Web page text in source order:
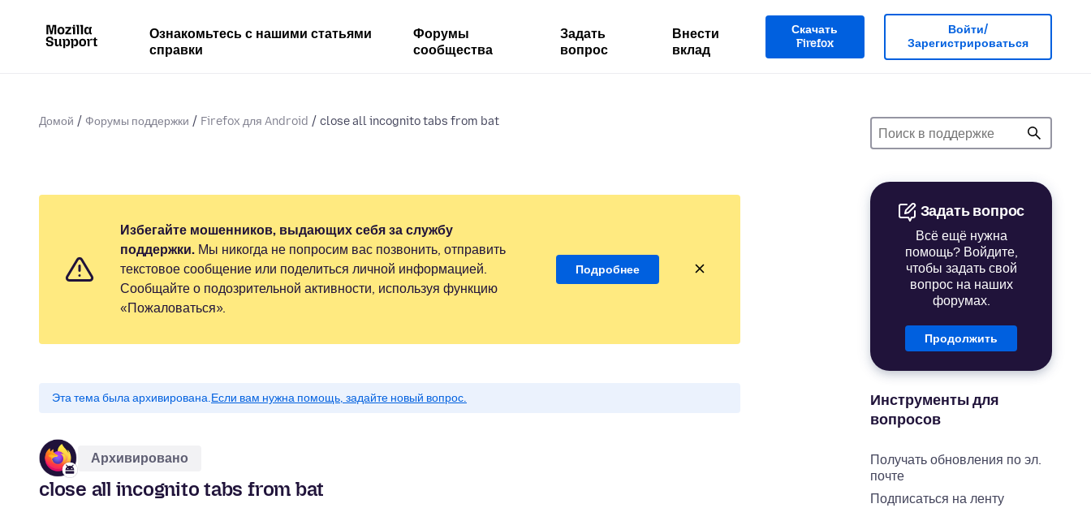
Ознакомьтесь с нашими статьями
справки
Форумы
сообщества
Задать
вопрос
Внести
вклад
Скачать
Firefox
Войти/
Зарегистрироваться
Домой Форумы поддержки Firefox для Android close all incognito tabs from bat
Задать вопрос
Всё ещё нужна
помощь? Войдите,
чтобы задать свой
вопрос на наших
форумах.
Продолжить
Инструменты для
вопросов
Получать обновления по эл.
почте
Подписаться на ленту
Избегайте мошенников, выдающих себя за службу
поддержки. Мы никогда не попросим вас позвонить, отправить
текстовое сообщение или поделиться личной информацией.
Сообщайте о подозрительной активности, используя функцию
«Пожаловаться».
Подробнее
Эта тема была архивирована.Если вам нужна помощь, задайте новый вопрос.
Архивировано
close all incognito tabs from bat